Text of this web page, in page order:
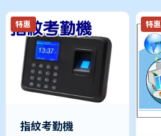
特惠
指紋考勤機
特惠